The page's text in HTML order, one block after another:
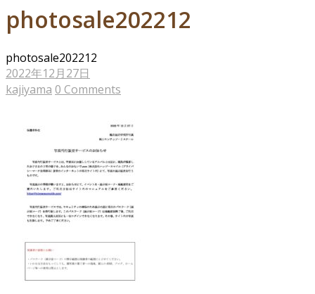
photosale202212
photosale202212
2022年12月27日
kajiyama 0 Comments